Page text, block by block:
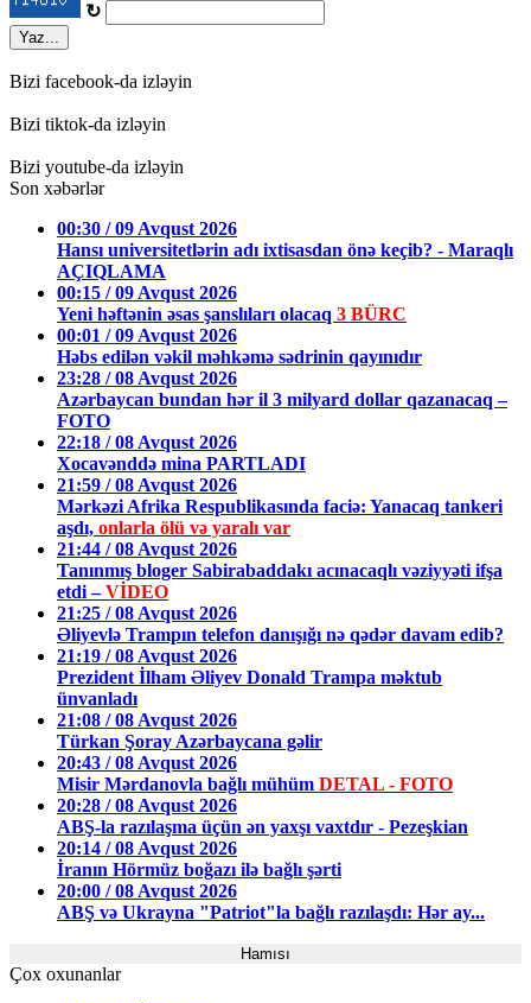
↻
Yaz...
Bizi facebook-da izləyin
Bizi tiktok-da izləyin
Bizi youtube-da izləyin
Son xəbərlər
00:30 / 09 Avqust 2026
Hansı universitetlərin adı ixtisasdan önə keçib? - Maraqlı
AÇIQLAMA
00:15 / 09 Avqust 2026
Yeni həftənin əsas şanslıları olacaq 3 BÜRC
00:01 / 09 Avqust 2026
Həbs edilən vəkil məhkəmə sədrinin qayınıdır
23:28 / 08 Avqust 2026
Azərbaycan bundan hər il 3 milyard dollar qazanacaq –
FOTO
22:18 / 08 Avqust 2026
Xocavənddə mina PARTLADI
21:59 / 08 Avqust 2026
Mərkəzi Afrika Respublikasında faciə: Yanacaq tankeri
aşdı, onlarla ölü və yaralı var
21:44 / 08 Avqust 2026
Tanınmış bloger Sabirabaddakı acınacaqlı vəziyyəti ifşa
etdi –VİDEO
21:25 / 08 Avqust 2026
Əliyevlə Trampın telefon danışığı nə qədər davam edib?
21:19 / 08 Avqust 2026
Prezident İlham Əliyev Donald Trampa məktub
ünvanladı
21:08 / 08 Avqust 2026
Türkan Şoray Azərbaycana gəlir
20:43 / 08 Avqust 2026
Misir Mərdanovla bağlı mühüm DETAL - FOTO
20:28 / 08 Avqust 2026
ABŞ-la razılaşma üçün ən yaxşı vaxtdır - Pezeşkian
20:14 / 08 Avqust 2026
İranın Hörmüz boğazı ilə bağlı şərti
20:00 / 08 Avqust 2026
ABŞ və Ukrayna "Patriot"la bağlı razılaşdı: Hər ay...
Hamısı
Çox oxunanlar